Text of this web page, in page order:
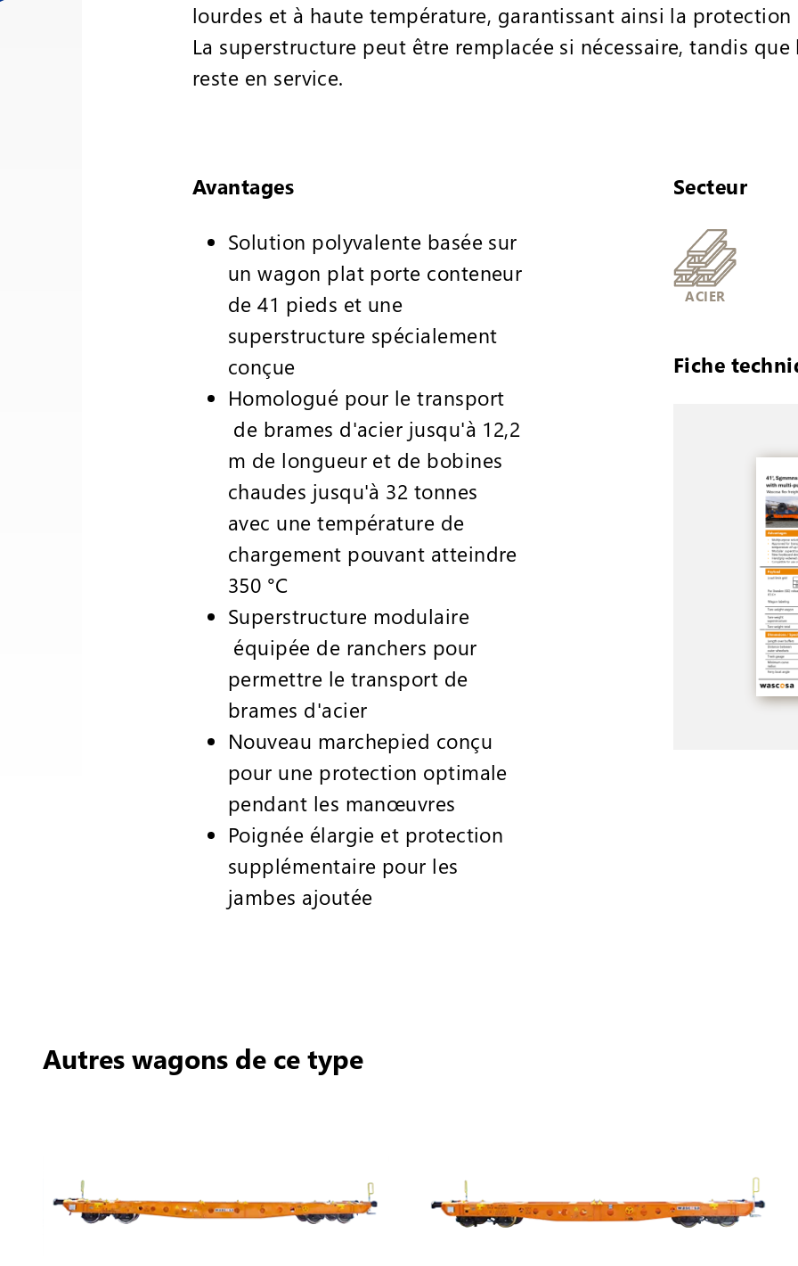
lourdes et à haute température, garantissant ainsi la protection
La superstructure peut être remplacée si nécessaire, tandis
reste en service.
Avantages
Solution polyvalente basée sur
un wagon plat porte conteneur
de 41 pieds et une
superstructure spécialement
conçue
Homologué pour le transport
de brames d'acier jusqu'à 12,2
m de longueur et de bobines
chaudes jusqu'à 32 tonnes
avec une température de
chargement pouvant atteindre
350 °C
Superstructure modulaire
équipée de ranchers pour
permettre le transport de
brames d'acier
Nouveau marchepied conçu
pour une protection optimale
pendant les manœuvres
Poignée élargie et protection
supplémentaire pour les
jambes ajoutée
Secteur
ACIER
Fiche
Autres wagons de ce type